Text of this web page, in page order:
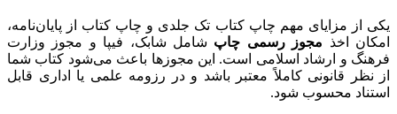
یکی از مزایای مهم چاپ کتاب تک جلدی و چاپ کتاب از پایان‌نامه،
امکان اخذ مجوز رسمی چاپ شامل شابک، فیپا و مجوز وزارت
فرهنگ و ارشاد اسلامی است. این مجوزها باعث می‌شود کتاب شما
از نظر قانونی کاملاً معتبر باشد و در رزومه علمی یا اداری قابل
استناد محسوب شود.